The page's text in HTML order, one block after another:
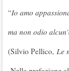
“Io amo
ma non odio
(Silvio Pellico, Le